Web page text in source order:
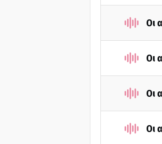
Οι
Οι
Οι
Οι